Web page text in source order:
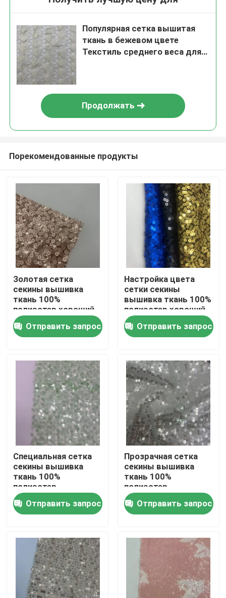
Домой
Продукты
Видеозаписи
О нас
Экскурсия по заводу
Контроль качества
Свяжитесь с нами
Французская ткань Терри
Ткань вискозы белья
Популярная сетка вышитая
ткань в бежевом цвете
Текстиль среднего веса для
Продолжать
Порекомендованные продукты
Золотая сетка
секины вышивка
ткань 100%
полиэстер хороший
для женщин
вечеринки платья
Отправить запрос
Настройка цвета
сетки секины
вышивка ткань 100%
полиэстер хороший
для женщин
вечеринки платья
Отправить запрос
Специальная сетка
секины вышивка
ткань 100%
полиэстер
Прозрачный зеленый
уникальный для
женщин вечеринки
Отправить запрос
Прозрачная сетка
секины вышивка
ткань 100%
полиэстер
уникальный для
женщин вечеринки
платья
Отправить запрос